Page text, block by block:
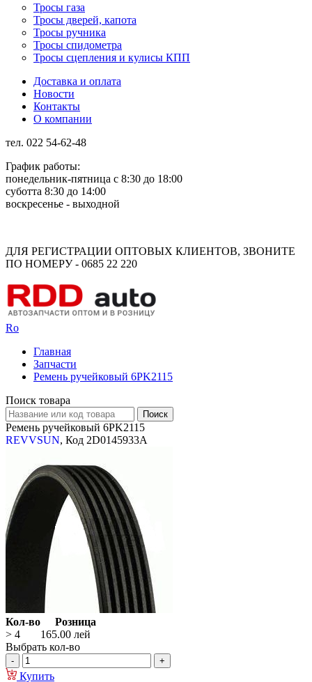
Тросы газа
Тросы дверей, капота
Тросы ручника
Тросы спидометра
Тросы сцепления и кулисы КПП
Доставка и оплата
Новости
Контакты
О компании
тел. 022 54-62-48
График работы:
понедельник-пятница с 8:30 до 18:00
суботта 8:30 до 14:00
воскресенье - выходной
ДЛЯ РЕГИСТРАЦИИ ОПТОВЫХ КЛИЕНТОВ, ЗВОНИТЕ
ПО НОМЕРУ - 0685 22 220
Ro
Главная
Запчасти
Ремень ручейковый 6PK2115
Поиск товара
Ремень ручейковый 6PK2115
REVVSUN, Код 2D0145933A
Кол-во
Розница
> 4
165.00 лей
Выбрать кол-во
Купить